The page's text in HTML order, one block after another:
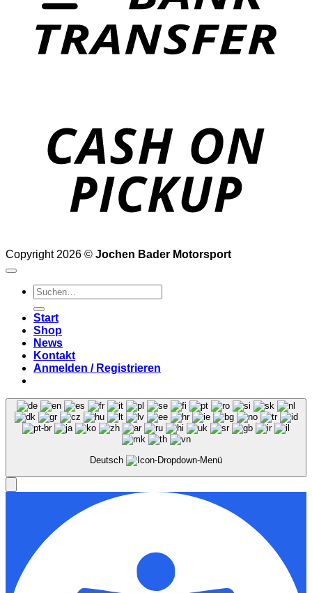
Copyright 2026 © Jochen Bader Motorsport
Suchen
nach:
Start
Shop
News
Kontakt
Anmelden / Registrieren
Deutsch